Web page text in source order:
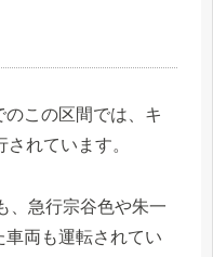
この区間では、キ
れています。
、急行宗谷色や朱一
両も運転されてい